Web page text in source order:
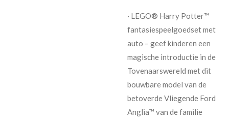
· LEGO® Harry Potter™
fantasiespeelgoedset met
auto – geef kinderen een
magische introductie in de
Tovenaarswereld met dit
bouwbare model van de
betoverde Vliegende Ford
Anglia™ van de familie